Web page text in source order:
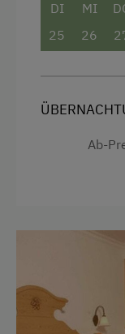
Skilehrer
Beautyfarm
Massage
DI
25
MI
26
Ab-